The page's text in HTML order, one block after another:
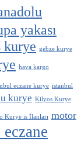
yakası
kurye gebze kurye
hava kargo
eczane kurye istanbul
kurye Kilyos Kurye
Kurye is İlanları motor